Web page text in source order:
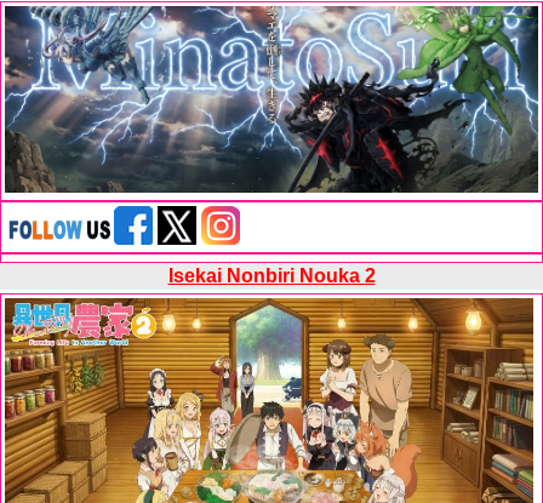
Isekai Nonbiri Nouka 2